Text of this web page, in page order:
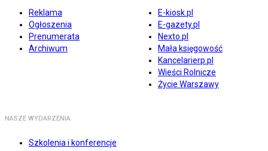
Reklama
Ogłoszenia
Prenumerata
Archiwum
E-kiosk.pl
E-gazety.pl
Nexto.pl
Mała księgowość
Kancelarierp.pl
Wieści Rolnicze
Życie Warszawy
NASZE WYDARZENIA
Szkolenia i konferencje